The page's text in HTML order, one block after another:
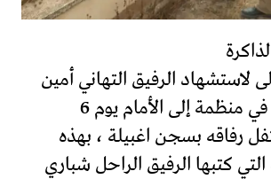
لاستشهاد الرفيق التهاني أمين
العضو القيادي في منظمة إلى الأمام يوم 6
احتفل رفاقه بسجن اغبيلة ، بهذه
التي كتبها الرفيق الراحل شباري